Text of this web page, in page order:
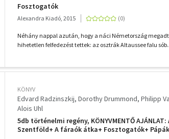
Fosztogatók
Alexandra Kiadó, 2015
Néhány nappal azután, hogy a náci Németország
hihetetlen felfedezést tettek: az osztrák Altaussee falu
KÖNYV
Edvard Radzinszkij Dorothy Drummond Philipp
Alois Uhl
5db történelmi regény, KÖNYVMENTŐ
Szentföld+ A fáraók átka+ Fosztogatók+